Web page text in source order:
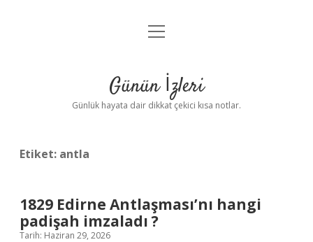
Anasayfa
Yasal Uyarı
menüyü
Günün İzleri
Günlük hayata dair dikkat çekici kısa notlar.
Etiket: antla
1829 Edirne Antlaşması’nı hangi
padişah imzaladı ?
Tarih: Haziran 29, 2026